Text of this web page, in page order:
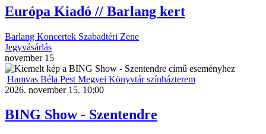
Európa Kiadó // Barlang kert
Barlang Koncertek Szabadtéri Zene
Jegyvásárlás
november 15
Hamvas Béla Pest Megyei Könyvtár színházterem
2026. november 15. 10:00
BING Show - Szentendre